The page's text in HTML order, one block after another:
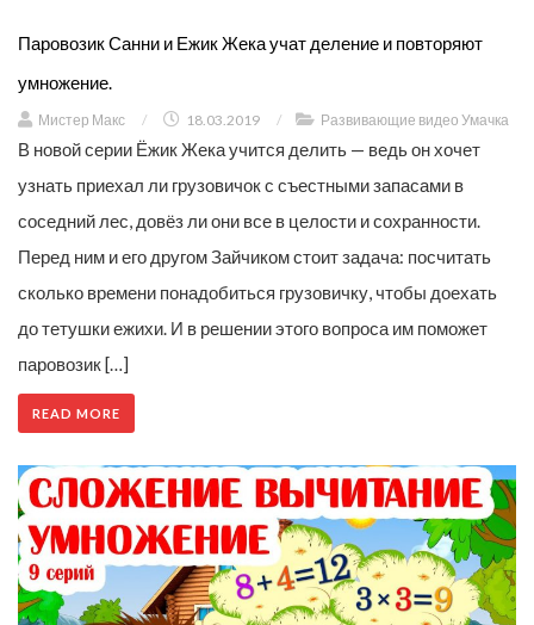
Паровозик Санни и Ежик Жека учат деление и повторяют
умножение.
Мистер Макс / 18.03.2019 / Развивающие видео Умачка
В новой серии Ёжик Жека учится делить — ведь он хочет
узнать приехал ли грузовичок с съестными запасами в
соседний лес, довёз ли они все в целости и сохранности.
Перед ним и его другом Зайчиком стоит задача: посчитать
сколько времени понадобиться грузовичку, чтобы доехать
до тетушки ежихи. И в решении этого вопроса им поможет
паровозик […]
READ MORE